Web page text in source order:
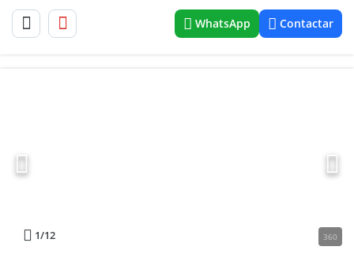
WhatsApp Contactar
1/12 360